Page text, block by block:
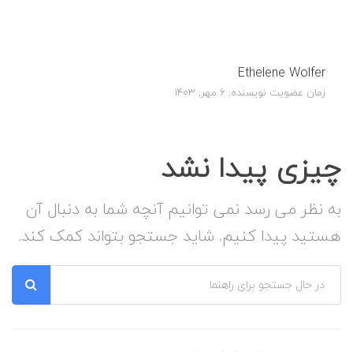
Ethelene Wolfer
زمان عضویت نویسنده: 6 مهر, 1403
چیزی پیدا نشد
به نظر می رسد نمی توانیم آنچه شما به دنبال آن
هستید پیدا کنیم. شاید جستجو بتواند کمک کند.